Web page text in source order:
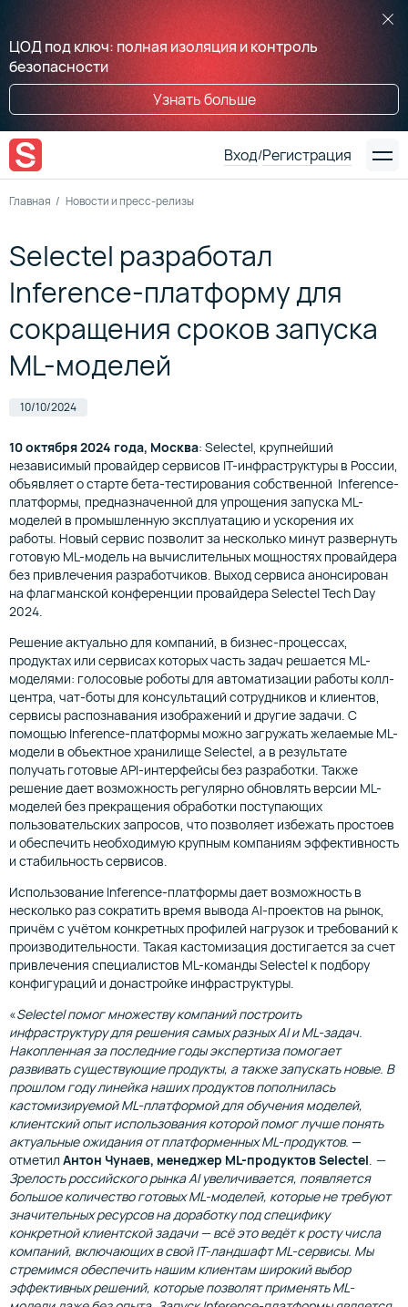
ЦОД под ключ: полная изоляция и контроль
безопасности
Узнать больше
Вход/Регистрация
Главная Новости и пресс-релизы
Selectel разработал
Inference-платформу для
сокращения сроков запуска
ML-моделей
10/10/2024
10 октября 2024 года, Москва: Selectel, крупнейший
независимый провайдер сервисов IT-инфраструктуры в России,
объявляет о старте бета-тестирования собственной Inference-
платформы, предназначенной для упрощения запуска ML-
моделей в промышленную эксплуатацию и ускорения их
работы. Новый сервис позволит за несколько минут развернуть
готовую ML-модель на вычислительных мощностях провайдера
без привлечения разработчиков. Выход сервиса анонсирован
на флагманской конференции провайдера Selectel Tech Day
2024.
Решение актуально для компаний, в бизнес-процессах,
продуктах или сервисах которых часть задач решается ML-
моделями: голосовые роботы для автоматизации работы колл-
центра, чат-боты для консультаций сотрудников и клиентов,
сервисы распознавания изображений и другие задачи. С
помощью Inference-платформы можно загружать желаемые ML-
модели в объектное хранилище Selectel, а в результате
получать готовые API-интерфейсы без разработки. Также
решение дает возможность регулярно обновлять версии ML-
моделей без прекращения обработки поступающих
пользовательских запросов, что позволяет избежать простоев
и обеспечить необходимую крупным компаниям эффективность
и стабильность сервисов.
Использование Inference-платформы дает возможность в
несколько раз сократить время вывода AI-проектов на рынок,
причём с учётом конкретных профилей нагрузок и требований к
производительности. Такая кастомизация достигается за счет
привлечения специалистов ML-команды Selectel к подбору
конфигураций и донастройке инфраструктуры.
«Selectel помог множеству компаний построить
инфраструктуру для решения самых разных AI и ML-задач.
Накопленная за последние годы экспертиза помогает
развивать существующие продукты, а также запускать новые. В
прошлом году линейка наших продуктов пополнилась
кастомизируемой ML-платформой для обучения моделей,
клиентский опыт использования которой помог лучше понять
актуальные ожидания от платформенных ML-продуктов. —
отметил Антон Чунаев, менеджер ML-продуктов Selectel. —
Зрелость российского ‎рынка AI увеличивается, появляется
большое количество готовых ML-моделей, которые не требуют
значительных ресурсов на доработку под специфику
конкретной клиентской задачи — всё это ведёт к росту числа
компаний, включающих в свой IT-ландшафт ML-сервисы. Мы
стремимся обеспечить нашим клиентам широкий выбор
эффективных решений, которые позволят применять ML-